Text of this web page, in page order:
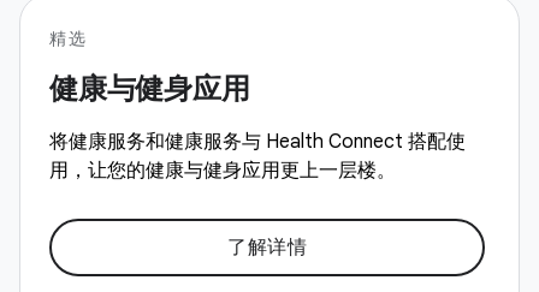
精选
健康与健身应用
将健康服务和健康服务与 Health Connect 搭配使
用，让您的健康与健身应用更上一层楼。
了解详情